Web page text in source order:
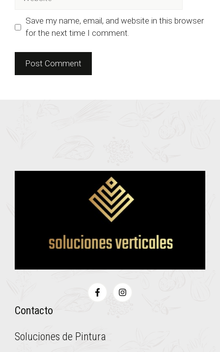
Save my name, email, and website in this browser
for the next time I comment.
Contacto
Soluciones de Pintura